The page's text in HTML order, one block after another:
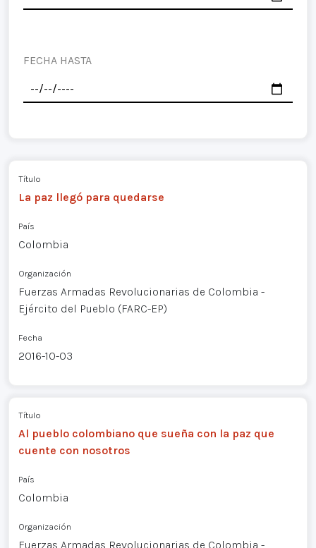
FECHA HASTA
Título
La paz llegó para quedarse
País
Colombia
Organización
Fuerzas Armadas Revolucionarias de Colombia -
Ejército del Pueblo (FARC-EP)
Fecha
2016-10-03
Título
Al pueblo colombiano que sueña con la paz que
cuente con nosotros
País
Colombia
Organización
Fuerzas Armadas Revolucionarias de Colombia -